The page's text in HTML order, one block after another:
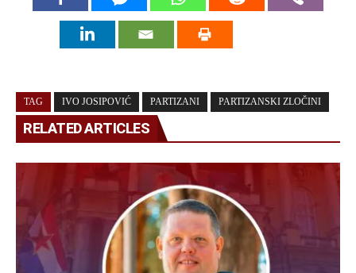
TAG IVO JOSIPOVIĆ PARTIZANI PARTIZANSKI ZLOČINI
RELATED ARTICLES